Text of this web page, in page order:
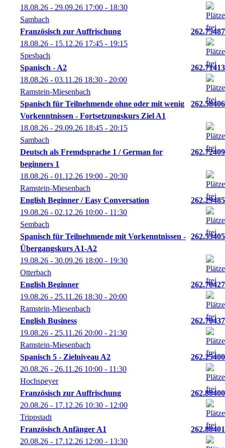
18.08.26 - 29.09.26 17:00 - 18:30
Sambach
Französisch zur Auffrischung
262.75487
18.08.26 - 15.12.26 17:45 - 19:15
Spesbach
Spanisch - A2
262.71413
18.08.26 - 03.11.26 18:30 - 20:00
Ramstein-Miesenbach
Spanisch für Teilnehmende ohne oder mit wenig
Vorkenntnissen - Fortsetzungskurs Ziel A1
262.58406
18.08.26 - 29.09.26 18:45 - 20:15
Sambach
Deutsch als Fremdsprache 1 / German for
beginners 1
262.72409
18.08.26 - 01.12.26 19:00 - 20:30
Ramstein-Miesenbach
English Beginner / Easy Conversation
262.29485
19.08.26 - 02.12.26 10:00 - 11:30
Sembach
Spanisch für Teilnehmende mit Vorkenntnissen -
Übergangskurs A1-A2
262.53405
19.08.26 - 30.09.26 18:00 - 19:30
Otterbach
English Beginner
262.70427
19.08.26 - 25.11.26 18:30 - 20:00
Ramstein-Miesenbach
English Business
262.70437
19.08.26 - 25.11.26 20:00 - 21:30
Ramstein-Miesenbach
Spanisch 5 - Zielniveau A2
262.25400
20.08.26 - 26.11.26 10:00 - 11:30
Hochspeyer
Französisch zur Auffrischung
262.88400
20.08.26 - 17.12.26 10:30 - 12:00
Trippstadt
Französisch Anfänger A1
262.88401
20.08.26 - 17.12.26 12:00 - 13:30